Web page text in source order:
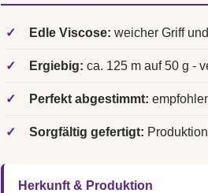
✓ Edle Viscose: weicher Griff
✓ Ergiebig: ca. 125 m auf 50 g -
✓ Perfekt abgestimmt:
✓ Sorgfältig gefertigt:
Herkunft & Produktion